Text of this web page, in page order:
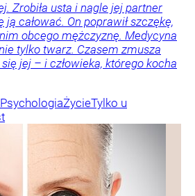
Zrobiła usta i nagle jej partner
ją całować. On poprawił szczękę,
obcego mężczyznę. Medycyna
tylko twarz. Czasem zmusza
jej – i człowieka, którego kocha
PsychologiaŻycieTylko u